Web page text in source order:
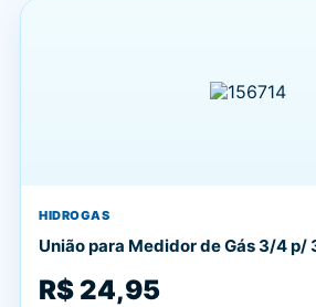
HIDROGAS
União para Medidor de Gás 3/4 p/
R$ 24,95